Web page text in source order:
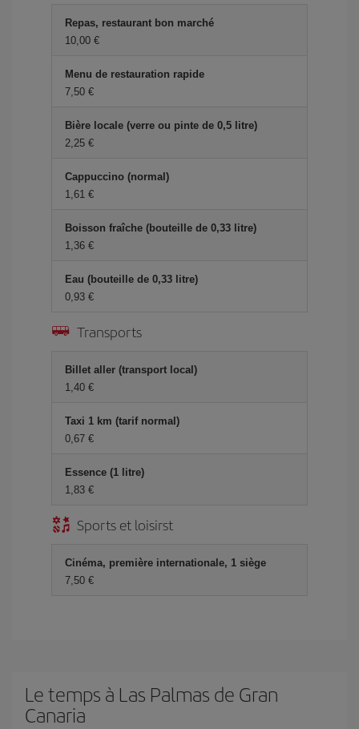
Repas, restaurant bon marché
10,00 €
Menu de restauration rapide
7,50 €
Bière locale (verre ou pinte de 0,5 litre)
2,25 €
Cappuccino (normal)
1,61 €
Boisson fraîche (bouteille de 0,33 litre)
1,36 €
Eau (bouteille de 0,33 litre)
0,93 €
Transports
Billet aller (transport local)
1,40 €
Taxi 1 km (tarif normal)
0,67 €
Essence (1 litre)
1,83 €
Sports et loisirst
Cinéma, première internationale, 1 siège
7,50 €
Le temps à Las Palmas de Gran
Canaria